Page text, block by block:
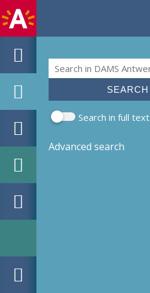
Search form
Search
Search in full text
Advanced search